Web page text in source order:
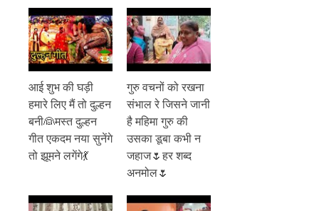
आई शुभ की घड़ी
हमारे लिए मैं तो दुल्हन
बनी👰मस्त दुल्हन
गीत एकदम नया सुनेंगे
तो झूमने लगेंगे💃
गुरु वचनों को रखना
संभाल रे जिसने जानी
है महिमा गुरु की
उसका डूबा कभी न
जहाज🌷हर शब्द
अनमोल🌷